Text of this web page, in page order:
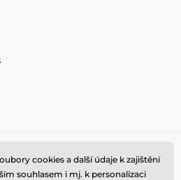
cookies a další údaje k zajištění
souhlasem i mj. k personalizaci